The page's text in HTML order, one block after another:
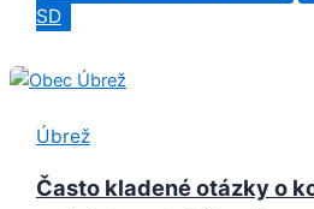
SD
Úbrež
Často kladené otázky o